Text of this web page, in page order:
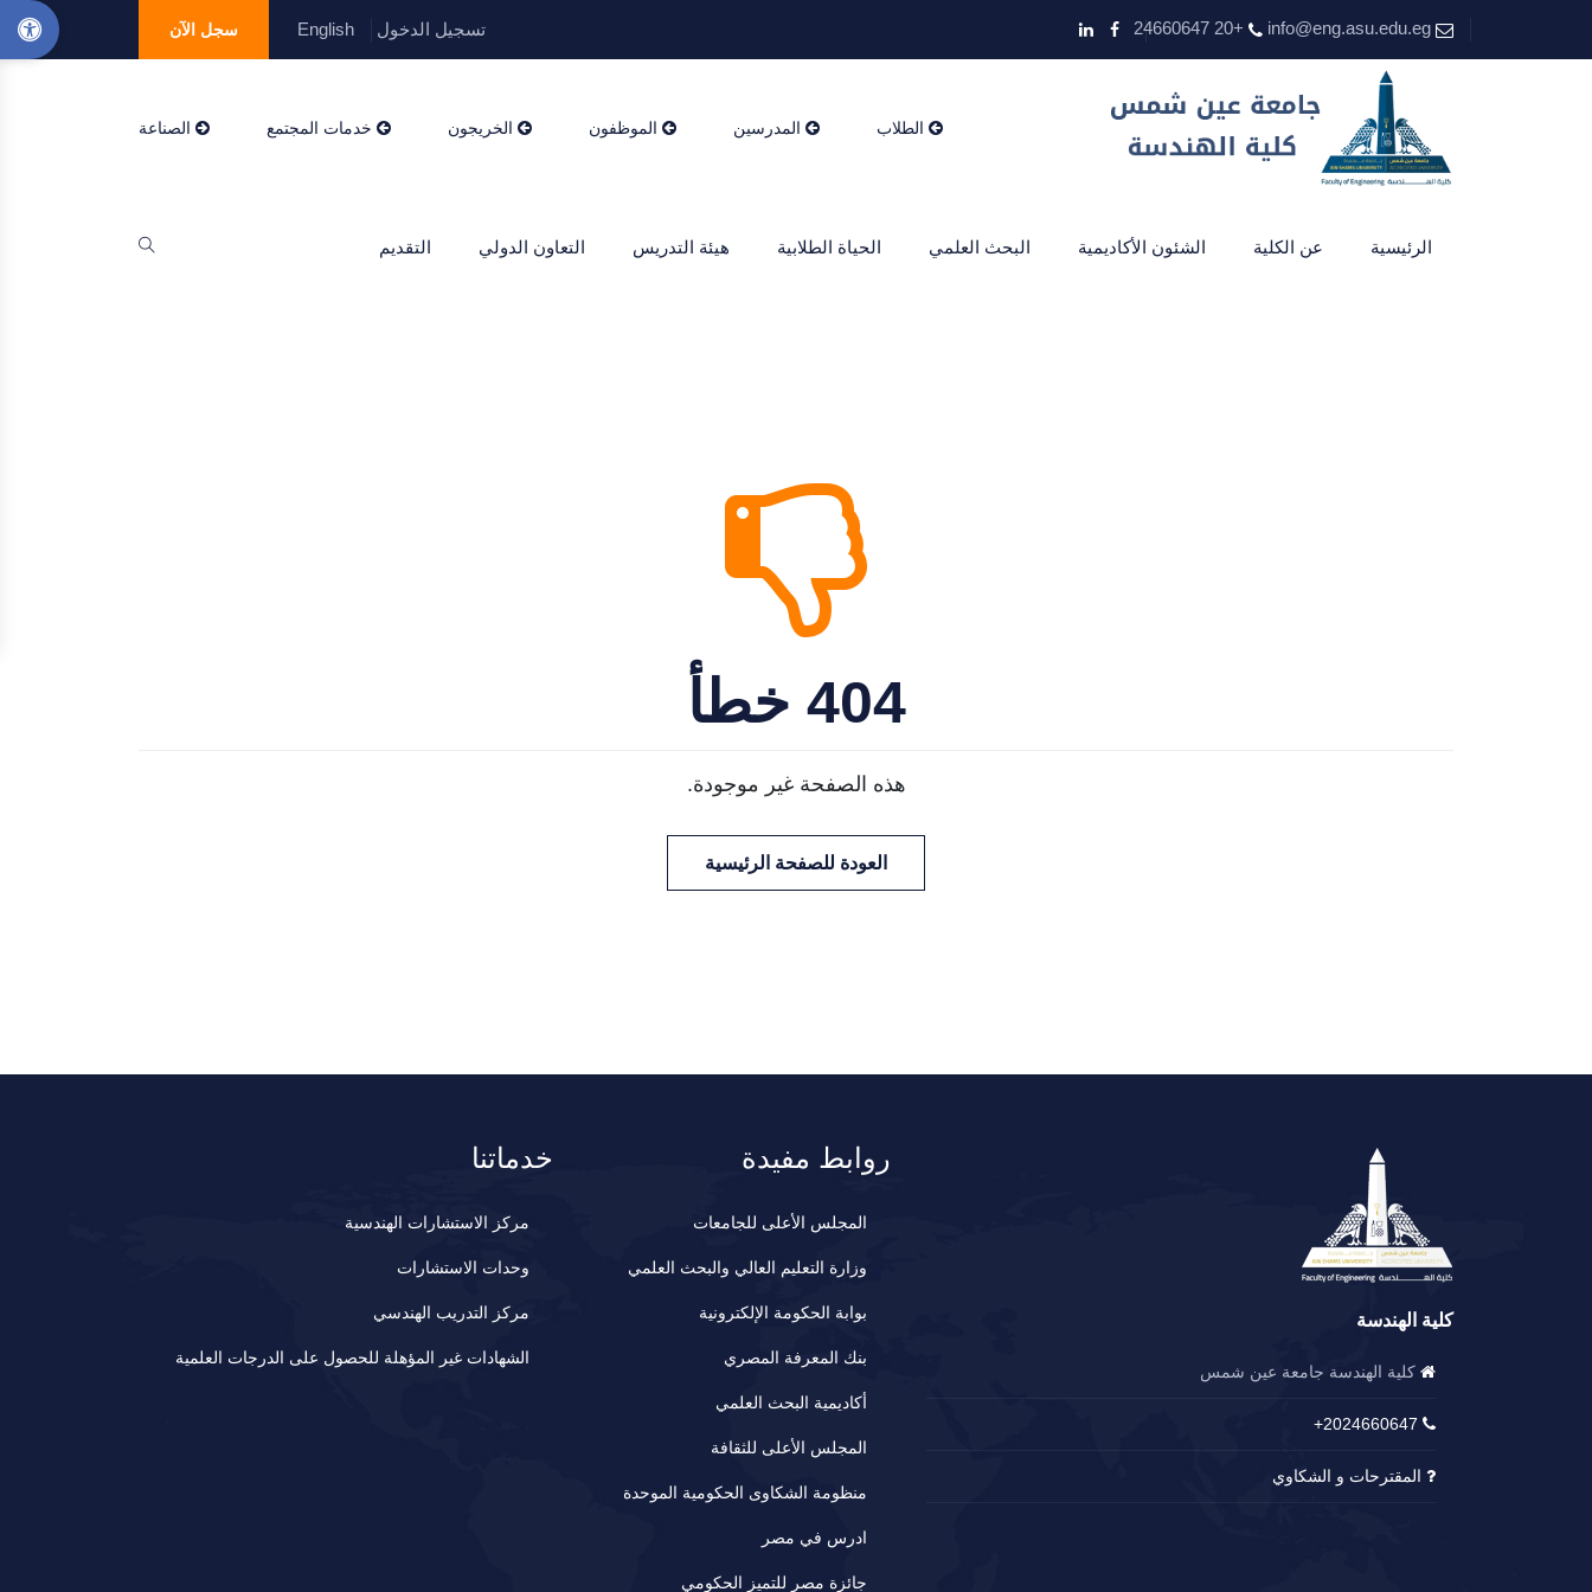
info@eng.asu.edu.eg
+20 24660647 تسجيل الدخول English سجل الآن
الطلاب المدرسين الموظفون الخريجون خدمات المجتمع الصناعة
الرئيسية عن الكلية الشئون الأكاديمية البحث العلمي الحياة الطلابية هيئة التدريس التعاون الدولي التقديم
404 خطأ
هذه الصفحة غير موجودة.
العودة للصفحة الرئيسية
كلية الهندسة
كلية الهندسة جامعة عين شمس
2024660647+
المقترحات و الشكاوي
روابط مفيدة
المجلس الأعلى للجامعات
وزارة التعليم العالي والبحث العلمي
بوابة الحكومة الإلكترونية
بنك المعرفة المصري
أكاديمية البحث العلمي
المجلس الأعلى للثقافة
منظومة الشكاوى الحكومية الموحدة
ادرس في مصر
جائزة مصر للتميز الحكومي
خدماتنا
مركز الاستشارات الهندسية
وحدات الاستشارات
مركز التدريب الهندسي
الشهادات غير المؤهلة للحصول على الدرجات العلمية